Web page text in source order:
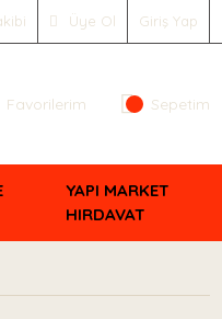
Üye Ol Giriş Yap
Favorilerim Sepetim
YAPI MARKET
HIRDAVAT